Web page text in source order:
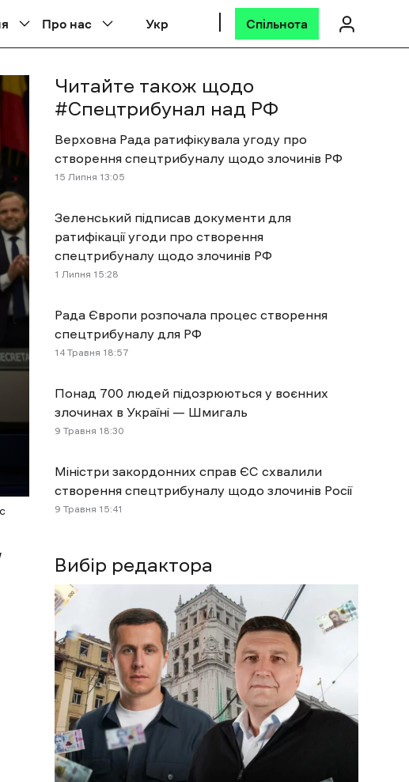
Про нас Укр Спільнота
Вибір редактора
Читайте також щодо
#Спецтрибунал над РФ
Верховна Рада ратифікувала угоду про
створення спецтрибуналу щодо злочинів РФ
15 Липня 13:05
Зеленський підписав документи для
ратифікації угоди про створення
спецтрибуналу щодо злочинів РФ
1 Липня 15:28
Рада Європи розпочала процес створення
спецтрибуналу для РФ
14 Травня 18:57
Понад 700 людей підозрюються у воєнних
злочинах в Україні — Шмигаль
9 Травня 18:30
Міністри закордонних справ ЄС схвалили
створення спецтрибуналу щодо злочинів Росії
9 Травня 15:41